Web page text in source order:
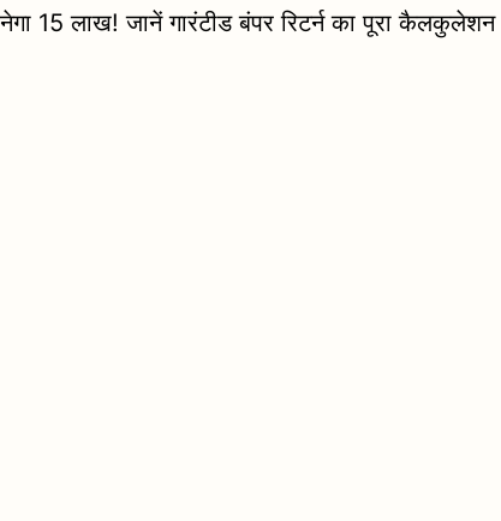
15 लाख! जानें गारंटीड बंपर रिटर्न का पूरा कैलकुलेशन